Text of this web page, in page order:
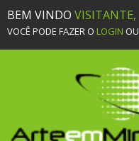
BEM VINDO VISITANTE,
VOCÊ PODE FAZER O LOGIN OU